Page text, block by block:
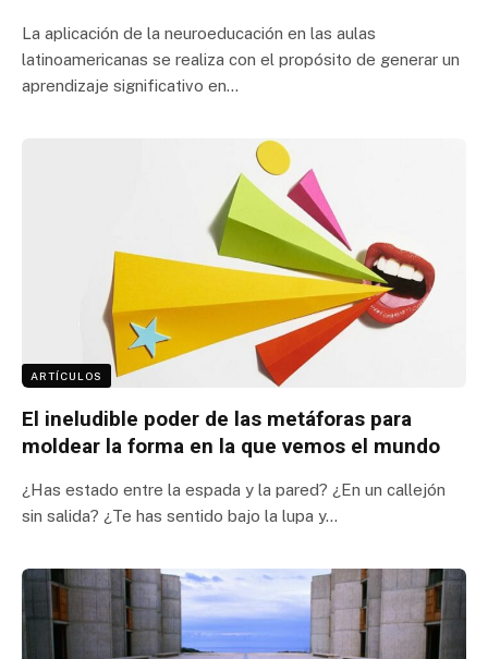
La aplicación de la neuroeducación en las aulas
latinoamericanas se realiza con el propósito de generar un
aprendizaje significativo en…
ARTÍCULOS
El ineludible poder de las metáforas para
moldear la forma en la que vemos el mundo
¿Has estado entre la espada y la pared? ¿En un callejón
sin salida? ¿Te has sentido bajo la lupa y…